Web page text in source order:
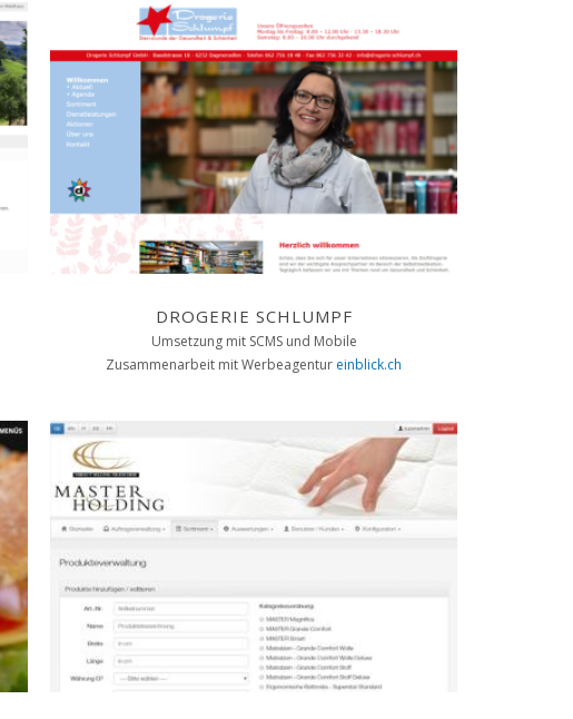
DROGERIE SCHLUMPF
Umsetzung mit SCMS und Mobile
Zusammenarbeit mit Werbeagentur einblick.ch